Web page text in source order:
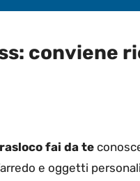
conviene
fai da te
e oggetti